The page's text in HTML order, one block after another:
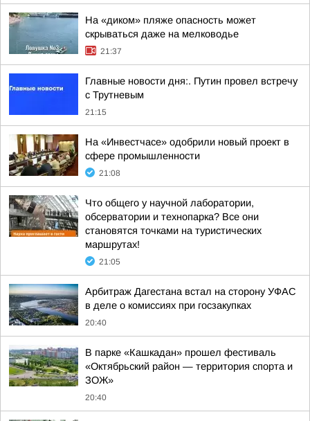
На «диком» пляже опасность может
скрываться даже на мелководье
21:37
Главные новости дня:. Путин провел встречу
с Трутневым
21:15
На «Инвестчасе» одобрили новый проект в
сфере промышленности
21:08
Что общего у научной лаборатории,
обсерватории и технопарка? Все они
становятся точками на туристических
маршрутах!
21:05
Арбитраж Дагестана встал на сторону УФАС
в деле о комиссиях при госзакупках
20:40
В парке «Кашкадан» прошел фестиваль
«Октябрьский район — территория спорта и
ЗОЖ»
20:40